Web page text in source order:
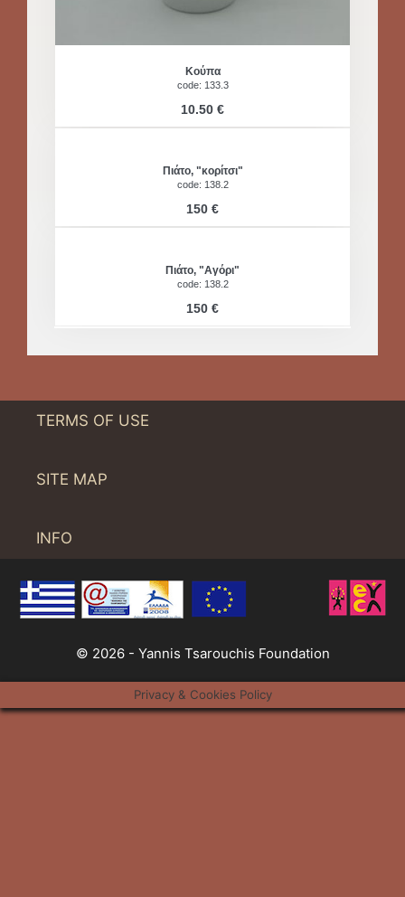
Κούπα
code: 133.3
10.50 €
Πιάτο, "κορίτσι"
code: 138.2
150 €
Πιάτο, "Αγόρι"
code: 138.2
150 €
TERMS OF USE
SITE MAP
INFO
© 2026 - Yannis Tsarouchis Foundation
Privacy & Cookies Policy